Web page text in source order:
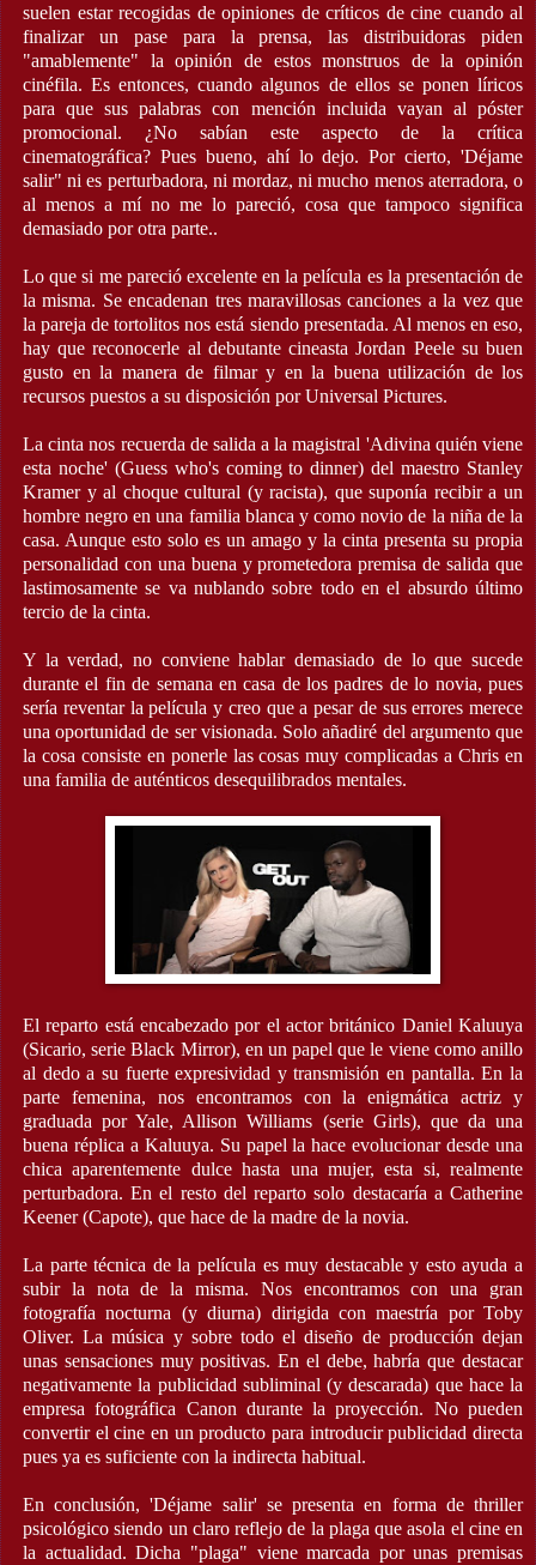
suelen estar recogidas de opiniones de críticos de cine cuando al
finalizar un pase para la prensa, las distribuidoras piden
"amablemente" la opinión de estos monstruos de la opinión
cinéfila. Es entonces, cuando algunos de ellos se ponen líricos
para que sus palabras con mención incluida vayan al póster
promocional. ¿No sabían este aspecto de la crítica
cinematográfica? Pues bueno, ahí lo dejo. Por cierto, 'Déjame
salir" ni es perturbadora, ni mordaz, ni mucho menos aterradora, o
al menos a mí no me lo pareció, cosa que tampoco significa
demasiado por otra parte..
Lo que si me pareció excelente en la película es la presentación de
la misma. Se encadenan tres maravillosas canciones a la vez que
la pareja de tortolitos nos está siendo presentada. Al menos en eso,
hay que reconocerle al debutante cineasta Jordan Peele su buen
gusto en la manera de filmar y en la buena utilización de los
recursos puestos a su disposición por Universal Pictures.
La cinta nos recuerda de salida a la magistral 'Adivina quién viene
esta noche' (Guess who's coming to dinner) del maestro Stanley
Kramer y al choque cultural (y racista), que suponía recibir a un
hombre negro en una familia blanca y como novio de la niña de la
casa. Aunque esto solo es un amago y la cinta presenta su propia
personalidad con una buena y prometedora premisa de salida que
lastimosamente se va nublando sobre todo en el absurdo último
tercio de la cinta.
Y la verdad, no conviene hablar demasiado de lo que sucede
durante el fin de semana en casa de los padres de lo novia, pues
sería reventar la película y creo que a pesar de sus errores merece
una oportunidad de ser visionada. Solo añadiré del argumento que
la cosa consiste en ponerle las cosas muy complicadas a Chris en
una familia de auténticos desequilibrados mentales.
El reparto está encabezado por el actor británico Daniel Kaluuya
(Sicario, serie Black Mirror), en un papel que le viene como anillo
al dedo a su fuerte expresividad y transmisión en pantalla. En la
parte femenina, nos encontramos con la enigmática actriz y
graduada por Yale, Allison Williams (serie Girls), que da una
buena réplica a Kaluuya. Su papel la hace evolucionar desde una
chica aparentemente dulce hasta una mujer, esta si, realmente
perturbadora. En el resto del reparto solo destacaría a Catherine
Keener (Capote), que hace de la madre de la novia.
La parte técnica de la película es muy destacable y esto ayuda a
subir la nota de la misma. Nos encontramos con una gran
fotografía nocturna (y diurna) dirigida con maestría por Toby
Oliver. La música y sobre todo el diseño de producción dejan
unas sensaciones muy positivas. En el debe, habría que destacar
negativamente la publicidad subliminal (y descarada) que hace la
empresa fotográfica Canon durante la proyección. No pueden
convertir el cine en un producto para introducir publicidad directa
pues ya es suficiente con la indirecta habitual.
En conclusión, 'Déjame salir' se presenta en forma de thriller
psicológico siendo un claro reflejo de la plaga que asola el cine en
la actualidad. Dicha "plaga" viene marcada por unas premisas